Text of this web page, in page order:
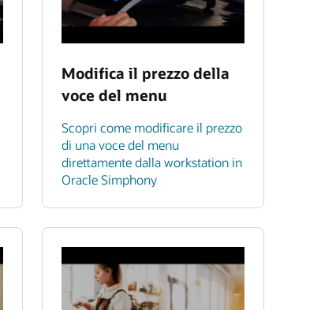
Modifica il prezzo della
voce del menu
Scopri come modificare il prezzo
di una voce del menu
direttamente dalla workstation in
Oracle Simphony